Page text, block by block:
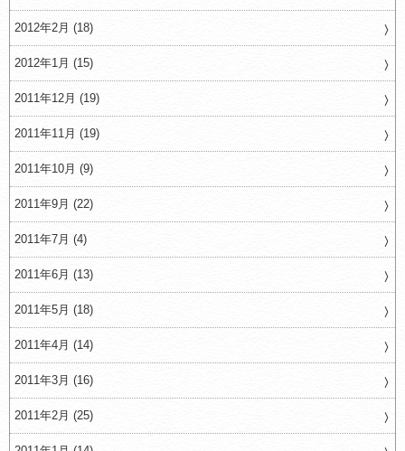
2012年2月 (18)
2012年1月 (15)
2011年12月 (19)
2011年11月 (19)
2011年10月 (9)
2011年9月 (22)
2011年7月 (4)
2011年6月 (13)
2011年5月 (18)
2011年4月 (14)
2011年3月 (16)
2011年2月 (25)